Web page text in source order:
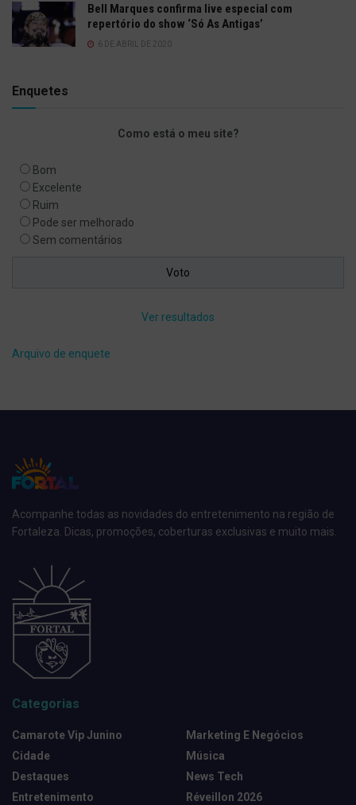
Bell Marques confirma live especial com
repertório do show ‘Só As Antigas’
6 DE ABRIL DE 2020
Enquetes
Como está o meu site?
Bom
Excelente
Ruim
Pode ser melhorado
Sem comentários
Ver resultados
Arquivo de enquete
Acompanhe todas as novidades do entretenimento na região de
Fortaleza. Dicas, promoções, coberturas exclusivas e muito mais.
Categorias
Camarote Vip Junino
Cidade
Destaques
Entretenimento
Marketing E Negócios
Música
News Tech
Réveillon 2026